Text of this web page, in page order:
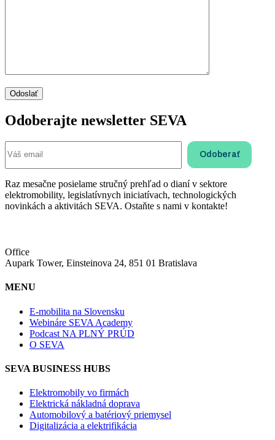
Odoberajte newsletter SEVA
Raz mesačne posielame stručný prehľad o dianí v sektore
elektromobility, legislatívnych iniciatívach, technologických
novinkách a aktivitách SEVA. Ostaňte s nami v kontakte!
Office
Aupark Tower, Einsteinova 24, 851 01 Bratislava
MENU
E-mobilita na Slovensku
Webináre SEVA Academy
Podcast NA PLNÝ PRÚD
O SEVA
SEVA BUSINESS HUBS
Elektromobily vo firmách
Elektrická nákladná doprava
Automobilový a batériový priemysel
Digitalizácia a elektrifikácia